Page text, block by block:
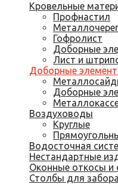
Кровельные
Профнастил
Гофролист
Доборные
Лист и
Доборные
Доборные
Воздуховоды
Круглые
Водосточная
Нестандартные
Оконные откосы и
Столбы для забора